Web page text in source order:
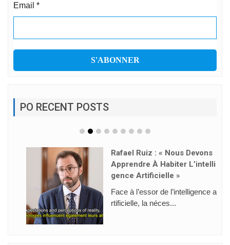
Email *
PO RECENT POSTS
Rafael Ruiz : « Nous Devons
Apprendre À Habiter L’intelli
Gence Artificielle »
Face à l’essor de l’intelligence a
rtificielle, la néces...